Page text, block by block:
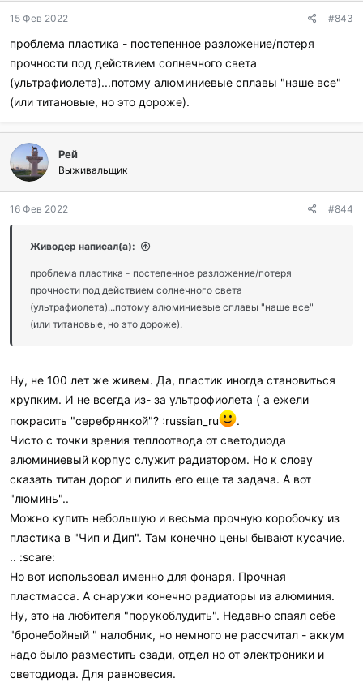
15 Фев 2022 #843
проблема пластика - постепенное разложение/потеря
прочности под действием солнечного света
(ультрафиолета)...потому алюминиевые сплавы "наше все"
(или титановые, но это дороже).
Рей
Выживальщик
16 Фев 2022 #844
Живодер написал(а):
проблема пластика - постепенное разложение/потеря
прочности под действием солнечного света
(ультрафиолета)...потому алюминиевые сплавы "наше все"
(или титановые, но это дороже).
Ну, не 100 лет же живем. Да, пластик иногда становиться
хрупким. И не всегда из- за ультрофиолета ( а ежели
покрасить "серебрянкой"? :russian_ru
.
Чисто с точки зрения теплоотвода от светодиода
алюминиевый корпус служит радиатором. Но к слову
сказать титан дорог и пилить его еще та задача. А вот
"люминь"..
Можно купить небольшую и весьма прочную коробочку из
пластика в "Чип и Дип". Там конечно цены бывают кусачие.
.. :scare:
Но вот использовал именно для фонаря. Прочная
пластмасса. А снаружи конечно радиаторы из алюминия.
Ну, это на любителя "порукоблудить". Недавно спаял себе
"бронебойный " налобник, но немного не рассчитал - аккум
надо было разместить сзади, отдел но от электроники и
светодиода. Для равновесия.